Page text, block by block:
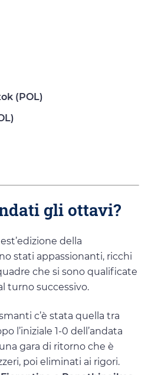
(POL)
gli ottavi?
della
stati appassionanti, ricchi
che si sono qualificate
turno successivo.
c’è stata quella tra
l’iniziale 1-0 dell’andata
gara di ritorno che è
poi eliminati ai rigori.